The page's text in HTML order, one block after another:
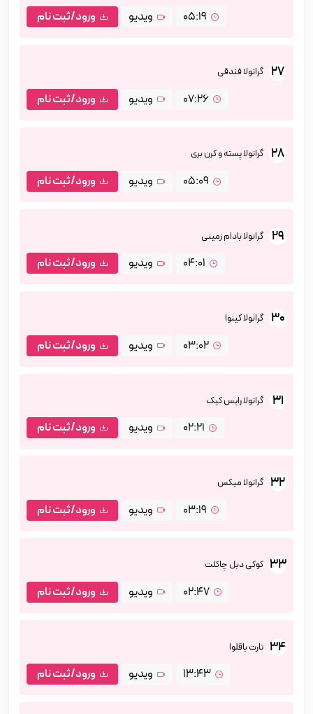
05:19 ویدیو ورود/ثبت نام
27 گرانولا فندقی
07:26 ویدیو ورود/ثبت نام
28 گرانولا پسته و کرن بری
05:09 ویدیو ورود/ثبت نام
29 گرانولا بادام زمینی
04:01 ویدیو ورود/ثبت نام
30 گرانولا کینوا
03:02 ویدیو ورود/ثبت نام
31 گرانولا رایس کیک
02:21 ویدیو ورود/ثبت نام
32 گرانولا میکس
03:19 ویدیو ورود/ثبت نام
33 کوکی دبل چاکلت
02:47 ویدیو ورود/ثبت نام
34 تارت باقلوا
13:43 ویدیو ورود/ثبت نام